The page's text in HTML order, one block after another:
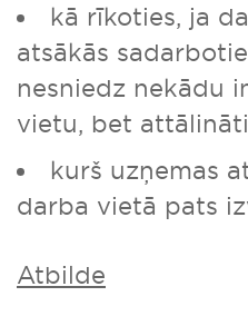
kā rīkoties, ja
atsākās
nesniedz nekādu
vietu, bet
kurš uzņemas
darba vietā pats
Atbilde